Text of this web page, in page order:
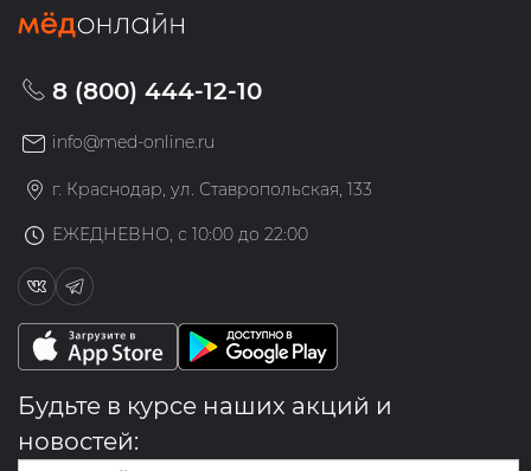
8 (800) 444-12-10
info@med-online.ru
г. Краснодар, ул. Ставропольская, 133
ЕЖЕДНЕВНО, с 10:00 до 22:00
Будьте в курсе наших акций и
новостей: